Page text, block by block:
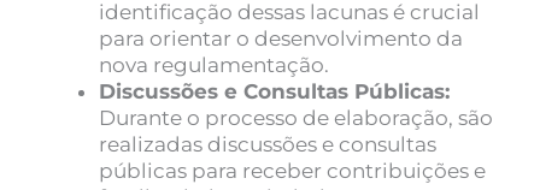
identificação dessas lacunas é crucial
para orientar o desenvolvimento da
nova regulamentação.
Discussões e Consultas Públicas:
Durante o processo de elaboração, são
realizadas discussões e consultas
públicas para receber contribuições e